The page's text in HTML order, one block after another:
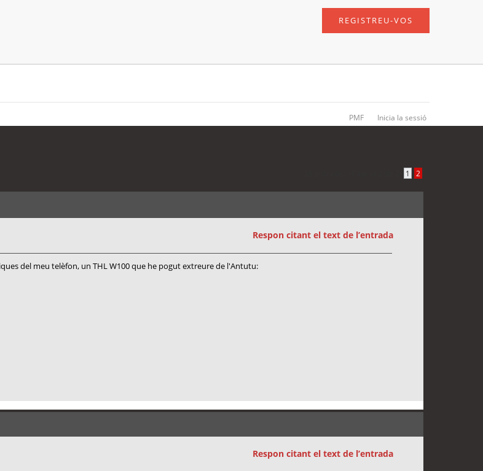
REGISTREU-VOS
PMF Inicia la sessió
1 2
Respon citant el text de l’entrada
del meu telèfon, un THL W100 que he pogut extreure de l'Antutu:
Respon citant el text de l’entrada